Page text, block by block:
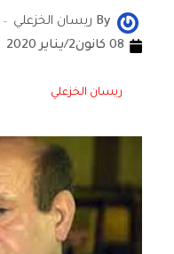
By ريسان الخزعلي
08 كانون2/يناير 2020
ريسان الخزعلي